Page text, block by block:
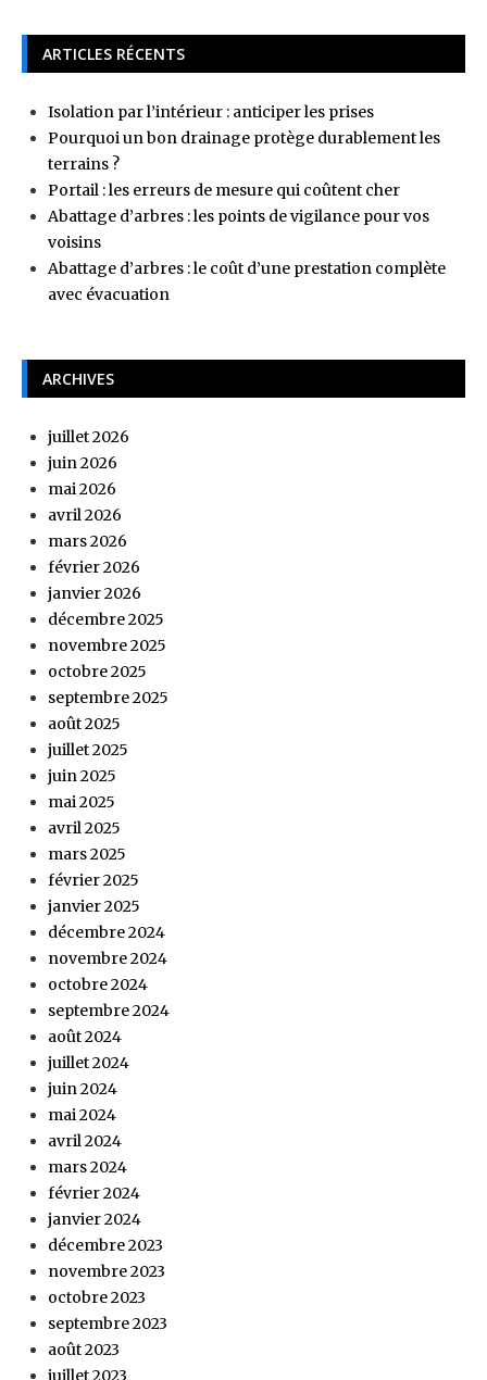
ARTICLES RÉCENTS
Isolation par l’intérieur : anticiper les prises
Pourquoi un bon drainage protège durablement les
terrains ?
Portail : les erreurs de mesure qui coûtent cher
Abattage d’arbres : les points de vigilance pour vos
voisins
Abattage d’arbres : le coût d’une prestation complète
avec évacuation
ARCHIVES
juillet 2026
juin 2026
mai 2026
avril 2026
mars 2026
février 2026
janvier 2026
décembre 2025
novembre 2025
octobre 2025
septembre 2025
août 2025
juillet 2025
juin 2025
mai 2025
avril 2025
mars 2025
février 2025
janvier 2025
décembre 2024
novembre 2024
octobre 2024
septembre 2024
août 2024
juillet 2024
juin 2024
mai 2024
avril 2024
mars 2024
février 2024
janvier 2024
décembre 2023
novembre 2023
octobre 2023
septembre 2023
août 2023
juillet 2023